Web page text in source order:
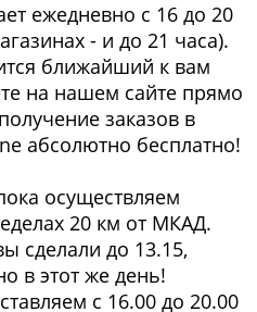
ежедневно с 16 до 20
- и до 21 часа).
ближайший к вам
на нашем сайте прямо
заказов в
абсолютно бесплатно!
осуществляем
20 км от МКАД.
сделали до 13.15,
в этот же день!
с 16.00 до 20.00